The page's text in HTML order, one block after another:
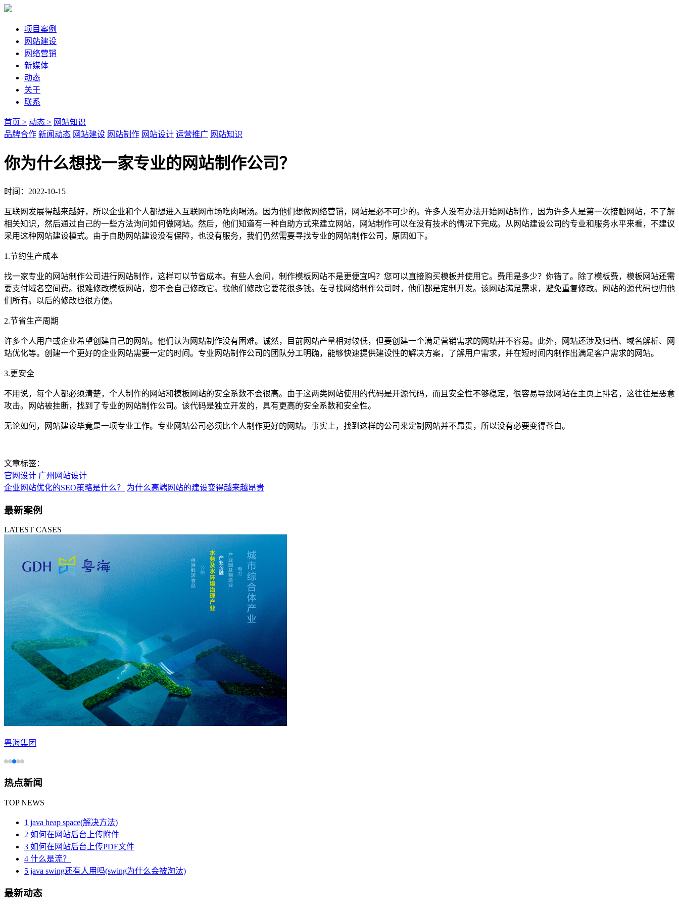
项目案例
网站建设
网络营销
新媒体
动态
关于
联系
首页 > 动态 > 网站知识
品牌合作 新闻动态 网站建设 网站制作 网站设计 运营推广 网站知识
你为什么想找一家专业的网站制作公司？
时间：2022-10-15
互联网发展得越来越好，所以企业和个人都想进入互联网市场吃肉喝汤。因为他们想做网络营销，网站是必不可少的。许多人没有办法开始网站制作，因为许多人是第一次接触网站，不了解
相关知识，然后通过自己的一些方法询问如何做网站。然后，他们知道有一种自助方式来建立网站，网站制作可以在没有技术的情况下完成。从网站建设公司的专业和服务水平来看，不建议
采用这种网站建设模式。由于自助网站建设没有保障，也没有服务，我们仍然需要寻找专业的网站制作公司，原因如下。
1.节约生产成本
找一家专业的网站制作公司进行网站制作，这样可以节省成本。有些人会问，制作模板网站不是更便宜吗？您可以直接购买模板并使用它。费用是多少？你错了。除了模板费，模板网站还需
要支付域名空间费。很难修改模板网站，您不会自己修改它。找他们修改它要花很多钱。在寻找网络制作公司时，他们都是定制开发。该网站满足需求，避免重复修改。网站的源代码也归他
们所有。以后的修改也很方便。
2.节省生产周期
许多个人用户或企业希望创建自己的网站。他们认为网站制作没有困难。诚然，目前网站产量相对较低，但要创建一个满足营销需求的网站并不容易。此外，网站还涉及归档、域名解析、网
站优化等。创建一个更好的企业网站需要一定的时间。专业网站制作公司的团队分工明确，能够快速提供建设性的解决方案，了解用户需求，并在短时间内制作出满足客户需求的网站。
3.更安全
不用说，每个人都必须清楚，个人制作的网站和模板网站的安全系数不会很高。由于这两类网站使用的代码是开源代码，而且安全性不够稳定，很容易导致网站在主页上排名，这往往是恶意
攻击。网站被挂断，找到了专业的网站制作公司。该代码是独立开发的，具有更高的安全系数和安全性。
无论如何，网站建设毕竟是一项专业工作。专业网站公司必须比个人制作更好的网站。事实上，找到这样的公司来定制网站并不昂贵，所以没有必要变得苍白。
文章标签：
官网设计 广州网站设计
企业网站优化的SEO策略是什么？
为什么高端网站的建设变得越来越昂贵
最新案例
LATEST CASES
粤海集团
热点新闻
TOP NEWS
1 java heap space(解决方法)
2 如何在网站后台上传附件
3 如何在网站后台上传PDF文件
4 什么是流？
5 java swing还有人用吗(swing为什么会被淘汰)
最新动态